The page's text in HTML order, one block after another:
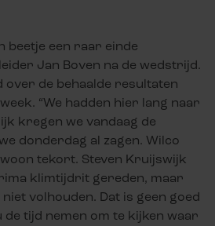
beetje een raar einde
Jan Boven na de wedstrijd.
over de behaalde resultaten
“We hadden hier lang naar
kregen we vandaag de
donderdag al zagen. Wilco
tekort. Steven Kruijswijk
klimtijdrit gereden, maar
volhouden. Dat is geen goed
de tijd nemen om te kijken waar